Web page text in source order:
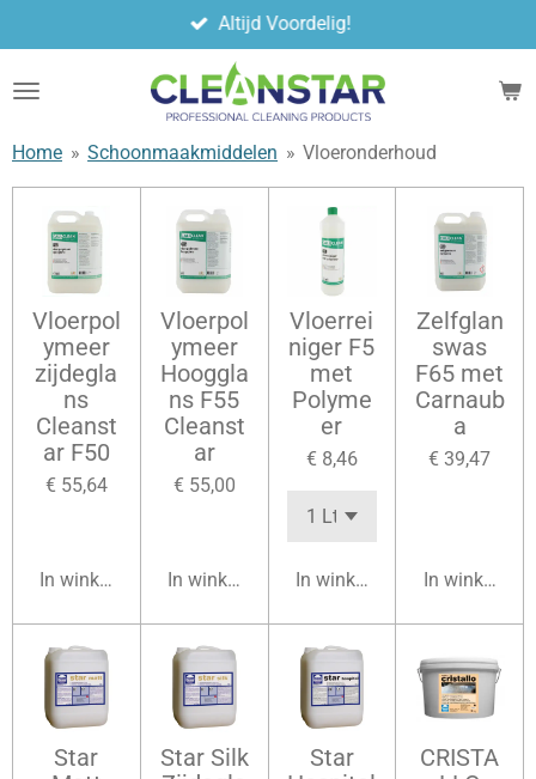
direct
naar
hoofdinhoud
Altijd Voordelig!
Home » Schoonmaakmiddelen » Vloeronderhoud
Vloerpol
ymeer
zijdegla
ns
Cleanst
ar F50
€ 55,64
In winkelwagen
Vloerpol
ymeer
Hooggla
ns F55
Cleanst
ar
€ 55,00
In winkelwagen
Vloerrei
niger F5
met
Polyme
er
€ 8,46
In winkelwagen
Zelfglan
swas
F65 met
Carnaub
a
€ 39,47
In
Star
Star Silk
Star
CRISTA